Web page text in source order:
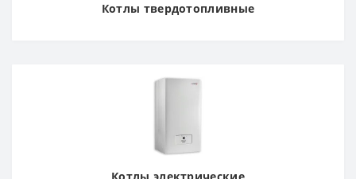
Котлы твердотопливные